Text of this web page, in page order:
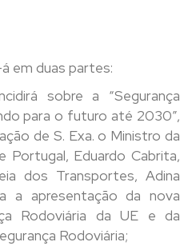
em duas partes:
sobre a “Segurança
para o futuro até 2030”,
de S. Exa. o Ministro da
Portugal, Eduardo Cabrita,
dos Transportes, Adina
a apresentação da nova
Rodoviária da UE e da
Rodoviária;